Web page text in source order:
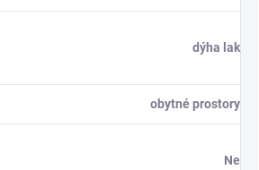
dýha lak
obytné prostory
Ne